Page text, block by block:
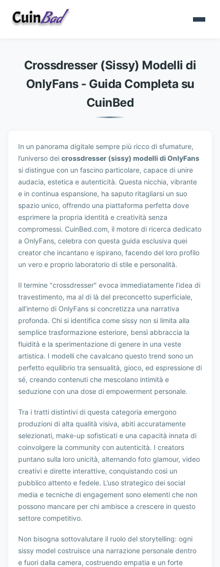
Crossdresser (Sissy) Modelli di
OnlyFans - Guida Completa su
CuinBed
In un panorama digitale sempre più ricco di sfumature,
l’universo dei crossdresser (sissy) modelli di OnlyFans
si distingue con un fascino particolare, capace di unire
audacia, estetica e autenticità. Questa nicchia, vibrante
e in continua espansione, ha saputo ritagliarsi un suo
spazio unico, offrendo una piattaforma perfetta dove
esprimere la propria identità e creatività senza
compromessi. CuinBed.com, il motore di ricerca dedicato
a OnlyFans, celebra con questa guida esclusiva quei
creator che incantano e ispirano, facendo del loro profilo
un vero e proprio laboratorio di stile e personalità.
Il termine "crossdresser" evoca immediatamente l’idea di
travestimento, ma al di là del preconcetto superficiale,
all’interno di OnlyFans si concretizza una narrativa
profonda. Chi si identifica come sissy non si limita alla
semplice trasformazione esteriore, bensì abbraccia la
fluidità e la sperimentazione di genere in una veste
artistica. I modelli che cavalcano questo trend sono un
perfetto equilibrio tra sensualità, gioco, ed espressione di
sé, creando contenuti che mescolano intimità e
seduzione con una dose di empowerment personale.
Tra i tratti distintivi di questa categoria emergono
produzioni di alta qualità visiva, abiti accuratamente
selezionati, make-up sofisticati e una capacità innata di
coinvolgere la community con autenticità. I creators
puntano sulla loro unicità, alternando foto glamour, video
creativi e dirette interattive, conquistando così un
pubblico attento e fedele. L’uso strategico dei social
media e tecniche di engagement sono elementi che non
possono mancare per chi ambisce a crescere in questo
settore competitivo.
Non bisogna sottovalutare il ruolo del storytelling: ogni
sissy model costruisce una narrazione personale dentro
e fuori dalla camera, costruendo empatia e un forte